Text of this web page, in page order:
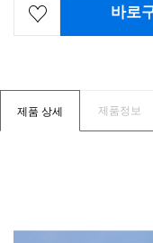
바로
제품 상세 제품정보